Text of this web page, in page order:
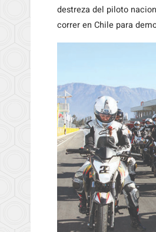
destreza del piloto
correr en Chile para